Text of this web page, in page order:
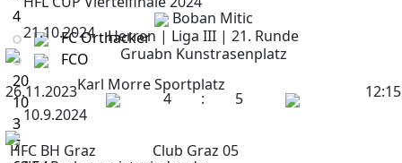
4
FC Orthacker
FCO
20
10
3
7
Boban Mitic
Herren | Liga III | 21. Runde
Gruabn Kunstrasenplatz
26.11.2023
12:15
4 : 5
HFC BH Graz
Club Graz 05
21.10.2024
Karl Morre Sportplatz
10.9.2024